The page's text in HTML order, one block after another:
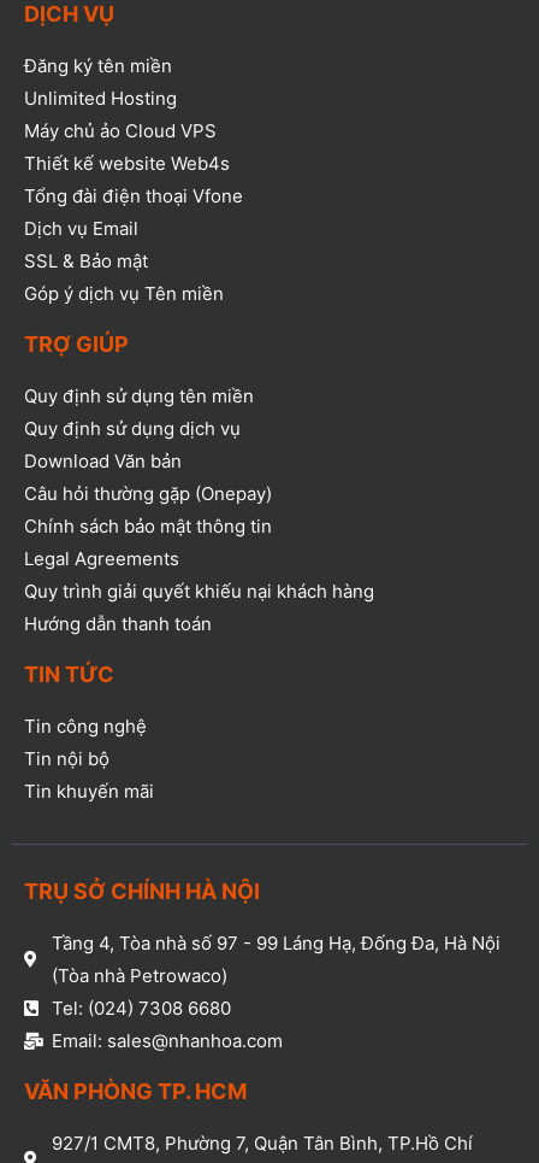
DỊCH VỤ
Đăng ký tên miền
Unlimited Hosting
Máy chủ ảo Cloud VPS
Thiết kế website Web4s
Tổng đài điện thoại Vfone
Dịch vụ Email
SSL & Bảo mật
Góp ý dịch vụ Tên miền
TRỢ GIÚP
Quy định sử dụng tên miền
Quy định sử dụng dịch vụ
Download Văn bản
Câu hỏi thường gặp (Onepay)
Chính sách bảo mật thông tin
Legal Agreements
Quy trình giải quyết khiếu nại khách hàng
Hướng dẫn thanh toán
TIN TỨC
Tin công nghệ
Tin nội bộ
Tin khuyến mãi
TRỤ SỞ CHÍNH HÀ NỘI
Tầng 4, Tòa nhà số 97 - 99 Láng Hạ, Đống Đa, Hà Nội
(Tòa nhà Petrowaco)
Tel: (024) 7308 6680
Email: sales@nhanhoa.com
VĂN PHÒNG TP. HCM​
927/1 CMT8, Phường 7, Quận Tân Bình, TP.Hồ Chí